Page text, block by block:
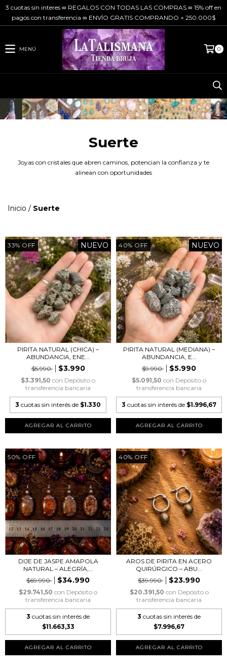
3 cuotas sin interes ∞ REGALOS CON TODAS LAS COMPRAS ∞ 15% off en
pagos con transferencia ∞ ENVÍO GRATIS COMPRANDO + 250.000$
MENÚ 0
Suerte
Joyas con cristales que abren caminos, potencian la confianza y te
alinean con oportunidades
Inicio / Suerte
33% OFF NUEVO
PIRITA NATURAL (CHICA) –
ABUNDANCIA, ENE...
$5.990
$3.990
$3.391,50 con Depósito o
transferencia bancaria
3 cuotas sin interés de $1.330
40% OFF NUEVO
PIRITA NATURAL (MEDIANA) –
ABUNDANCIA, E...
$9.990
$5.990
$5.091,50 con Depósito o
transferencia bancaria
3 cuotas sin interés de $1.996,67
50% OFF
DIJE DE JASPE AMAPOLA
NATURAL – ALEGRÍA,...
$69.990
$34.990
$29.741,50 con Depósito o
transferencia bancaria
3 cuotas sin interés de
$11.663,33
AGREGAR AL CARRITO
40% OFF
AROS DE PIRITA EN ACERO
QUIRÚRGICO – ABU...
$39.990
$23.990
$20.391,50 con Depósito o
transferencia bancaria
3 cuotas sin interés de
$7.996,67